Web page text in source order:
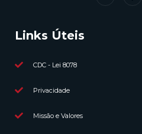
Links Úteis
CDC - Lei 8078
Privacidade
Missão e Valores